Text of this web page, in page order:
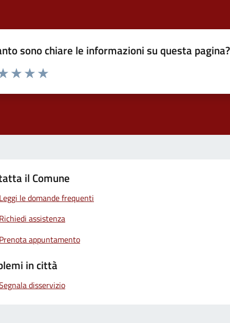
sono chiare le informazioni su questa pagina?
da 1 a 5 stelle la pagina
il Comune
Leggi le domande frequenti
Richiedi assistenza
Prenota appuntamento
in città
disservizio